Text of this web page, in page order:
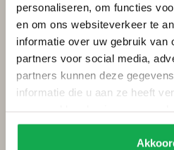
personaliseren, om functies
en om ons websiteverkeer te
informatie over uw gebruik van
partners voor social media,
partners kunnen deze
informatie die u aan ze heeft
Ovale tafels
Deens ovale tafels
Fins ovale tafels
Plat ovale tafels
Organische tafels
Rechthoekige tafels
Boomstamtafels